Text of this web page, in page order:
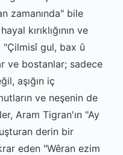
zamanında" bile
kırıklığının ve
"Çilmisî gul, bax û
ve bostanlar; sadece
aşığın iç
ve neşenin de
Aram Tigran'ın "Ay
derin bir
eden "Wêran ezim